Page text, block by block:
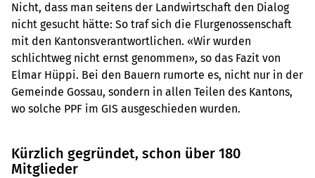
Nicht, dass man seitens der Landwirtschaft den Dialog
nicht gesucht hätte: So traf sich die Flurgenossenschaft
mit den Kantonsverantwortlichen. «Wir wurden
schlichtweg nicht ernst genommen», so das Fazit von
Elmar Hüppi. Bei den Bauern rumorte es, nicht nur in der
Gemeinde Gossau, sondern in allen Teilen des Kantons,
wo solche PPF im GIS ausgeschieden wurden.
Kürzlich gegründet, schon über 180
Mitglieder